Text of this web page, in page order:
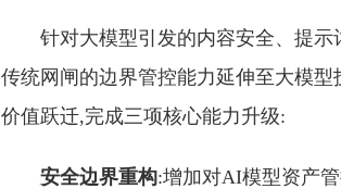
针对大模型引发的内容安全、提
传统网闸的边界管控能力延伸至大模
价值跃迁,完成三项核心能力升级:
安全边界重构:增加对AI模型资产